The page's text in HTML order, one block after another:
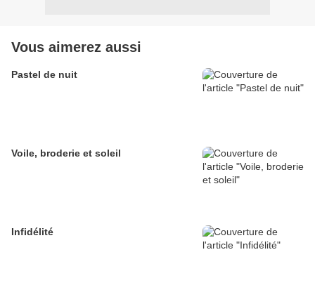
Vous aimerez aussi
Pastel de nuit
Voile, broderie et soleil
Infidélité